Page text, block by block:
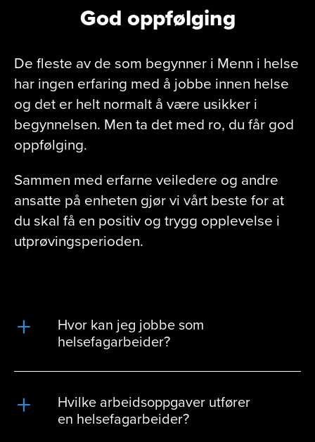
God oppfølging
De fleste av de som begynner i Menn i helse
har ingen erfaring med å jobbe innen helse
og det er helt normalt å være usikker i
begynnelsen. Men ta det med ro, du får god
oppfølging.
Sammen med erfarne veiledere og andre
ansatte på enheten gjør vi vårt beste for at
du skal få en positiv og trygg opplevelse i
utprøvingsperioden.
Hvor kan jeg jobbe som
helsefagarbeider?
Hvilke arbeidsoppgaver utfører
en helsefagarbeider?